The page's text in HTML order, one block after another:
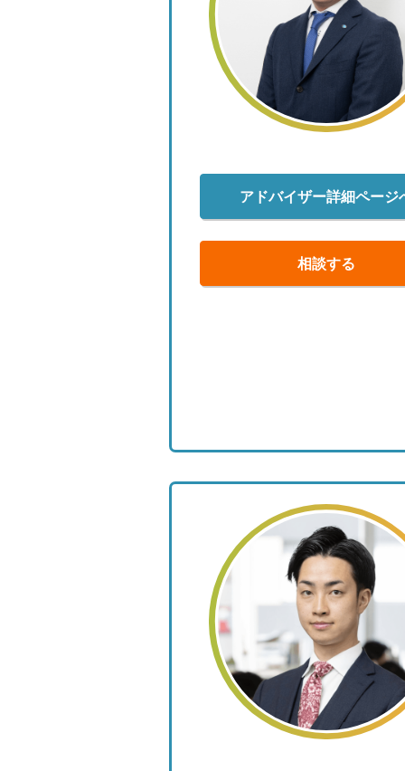
アドバイザー詳細ページ
相談する